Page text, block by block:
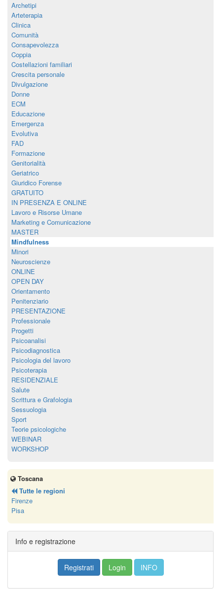
Archetipi
Arteterapia
Clinica
Comunità
Consapevolezza
Coppia
Costellazioni familiari
Crescita personale
Divulgazione
Donne
ECM
Educazione
Emergenza
Evolutiva
FAD
Formazione
Genitorialità
Geriatrico
Giuridico Forense
GRATUITO
IN PRESENZA E ONLINE
Lavoro e Risorse Umane
Marketing e Comunicazione
MASTER
Mindfulness
Minori
Neuroscienze
ONLINE
OPEN DAY
Orientamento
Penitenziario
PRESENTAZIONE
Professionale
Progetti
Psicoanalisi
Psicodiagnostica
Psicologia del lavoro
Psicoterapia
RESIDENZIALE
Salute
Scrittura e Grafologia
Sessuologia
Sport
Teorie psicologiche
WEBINAR
WORKSHOP
Toscana
Tutte le regioni
Firenze
Pisa
Info e registrazione
Registrati Login INFO